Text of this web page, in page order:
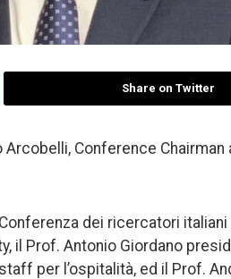
Share on Twitter
Conference Chairman
dei ricercatori italiani
il Prof. Antonio Giordano
per l’ospitalità, ed il Prof.